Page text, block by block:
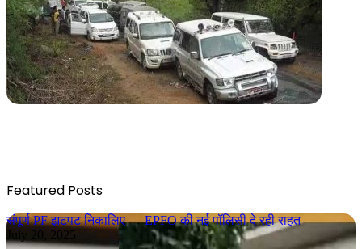
Featured Posts
संपूर्ण PF झटपट निकालिए — EPFO की नई पॉलिसी दे रही राहत
July 20, 2025